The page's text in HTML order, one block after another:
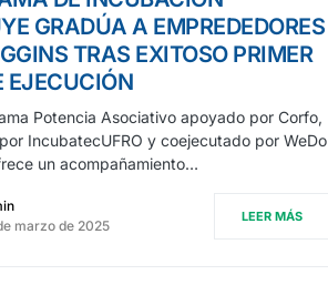
GRADÚA A EMPREDEDORES
TRAS EXITOSO PRIMER
EJECUCIÓN
Potencia Asociativo apoyado por Corfo,
IncubatecUFRO y coejecutado por WeDo
un acompañamiento…
marzo de 2025
LEER MÁS